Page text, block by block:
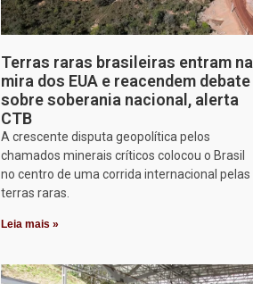
Terras raras brasileiras entram na
mira dos EUA e reacendem debate
sobre soberania nacional, alerta
CTB
A crescente disputa geopolítica pelos
chamados minerais críticos colocou o Brasil
no centro de uma corrida internacional pelas
terras raras.
Leia mais »